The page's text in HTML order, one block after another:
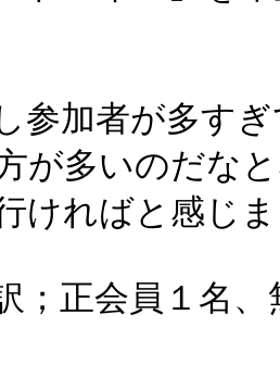
参加者が多す
が多いのだな
ければと感じ
；正会員１名